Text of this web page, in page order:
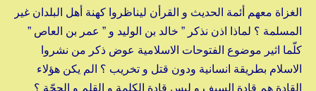
الغزاة معهم أئمة الحديث و القرأن ليناظروا كهنة أهل البلدان غير
المسلمة ؟ لماذا اذن نذكر ” خالد بن الوليد و ” عمر بن العاص ”
كلّما اثير موضوع الفتوحات الاسلامية عوض ذكر من نشروا
الاسلام بطريقة انسانية ودون قتل و تخريب ؟ الم يكن هؤلاء
القادة هم قادة السيف و ليس قادة الكلمة و القلم و الحجّة ؟